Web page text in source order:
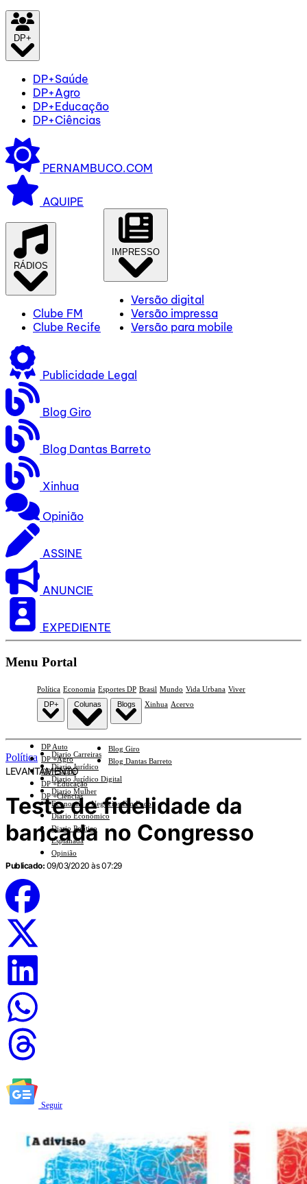
DP+
DP+Saúde
DP+Agro
DP+Educação
DP+Ciências
PERNAMBUCO.COM
AQUIPE
RÁDIOS
Clube FM
Clube Recife
IMPRESSO
Versão digital
Versão impressa
Versão para mobile
Publicidade Legal
Blog Giro
Blog Dantas Barreto
Xinhua
Opinião
ASSINE
ANUNCIE
EXPEDIENTE
Menu Portal
Política Economia Esportes DP Brasil Mundo Vida Urbana Viver
DP+
DP Auto
DP +Agro
DP +Saúde
DP +Educação
DP +Ciências
Colunas
Diario Carreiras
Diario Jurídico
Diario Jurídico Digital
Diario Mulher
Economia e Negócios Em Foco
Diario Econômico
Diario Político
Esplanada
Opinião
Blogs
Blog Giro
Blog Dantas Barreto
Xinhua Acervo
Política
LEVANTAMENTO
Teste de fidelidade da
bancada no Congresso
Publicado: 09/03/2020 às 07:29
Seguir